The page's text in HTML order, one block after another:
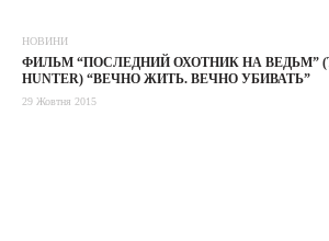
НОВИНИ
ФИЛЬМ “ПОСЛЕДНИЙ ОХОТНИК НА ВЕДЬМ”
HUNTER) “ВЕЧНО ЖИТЬ. ВЕЧНО УБИВАТЬ”
29 Жовтня 2015